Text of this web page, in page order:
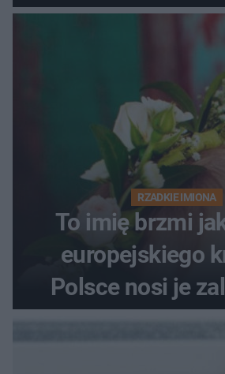
RZADKIE IMIONA
To imię brzmi
europejskiego
Polsce nosi je